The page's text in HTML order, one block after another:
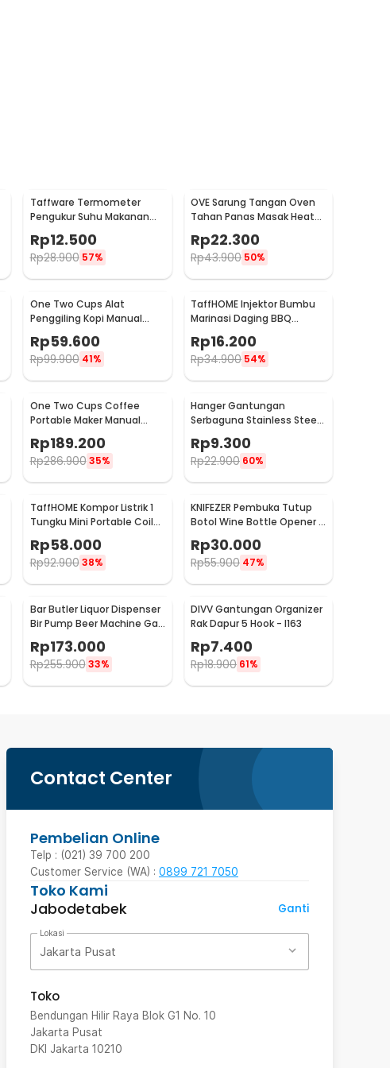
Taffware Termometer
Pengukur Suhu Makanan
TP101
Rp12.500
Rp28.900 57%
OVE Sarung Tangan Oven
Tahan Panas Masak Heat
Resistant Gloves - 540F
Rp22.300
Rp43.900 50%
One Two Cups Alat
Penggiling Kopi Manual
Coffee Grinder Portable -
WFCG9800
Rp59.600
Rp99.900 41%
TaffHOME Injektor Bumbu
Marinasi Daging BBQ
Seasoning Injector - HC117
Rp16.200
Rp34.900 54%
One Two Cups Coffee
Portable Maker Manual
Hand Press Espresso 300ml
- T35066
Rp189.200
Rp286.900 35%
Hanger Gantungan
Serbaguna Stainless Steel
10 PCS - M127105
Rp9.300
Rp22.900 60%
TaffHOME Kompor Listrik 1
Tungku Mini Portable Coil
Hot Plate 500W - C1-1000-
03
Rp58.000
Rp92.900 38%
KNIFEZER Pembuka Tutup
Botol Wine Bottle Opener -
TYK-074B
Rp30.000
Rp55.900 47%
Bar Butler Liquor Dispenser
Bir Pump Beer Machine Gas
Station 900ml - P-36
Rp173.000
Rp255.900 33%
DIVV Gantungan Organizer
Rak Dapur 5 Hook - I163
Rp7.400
Rp18.900 61%
Contact Center
Pembelian Online
Telp : (021) 39 700 200
Customer Service (WA) : 0899 721 7050
Toko Kami
Jabodetabek
Ganti
Lokasi
Jakarta Pusat
Toko
Bendungan Hilir Raya Blok G1 No. 10
Jakarta Pusat
DKI Jakarta 10210